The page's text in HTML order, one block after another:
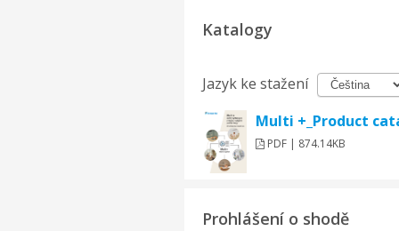
Katalogy
Jazyk ke stažení
Multi +_Product
PDF | 874.14KB
Prohlášení o shodě